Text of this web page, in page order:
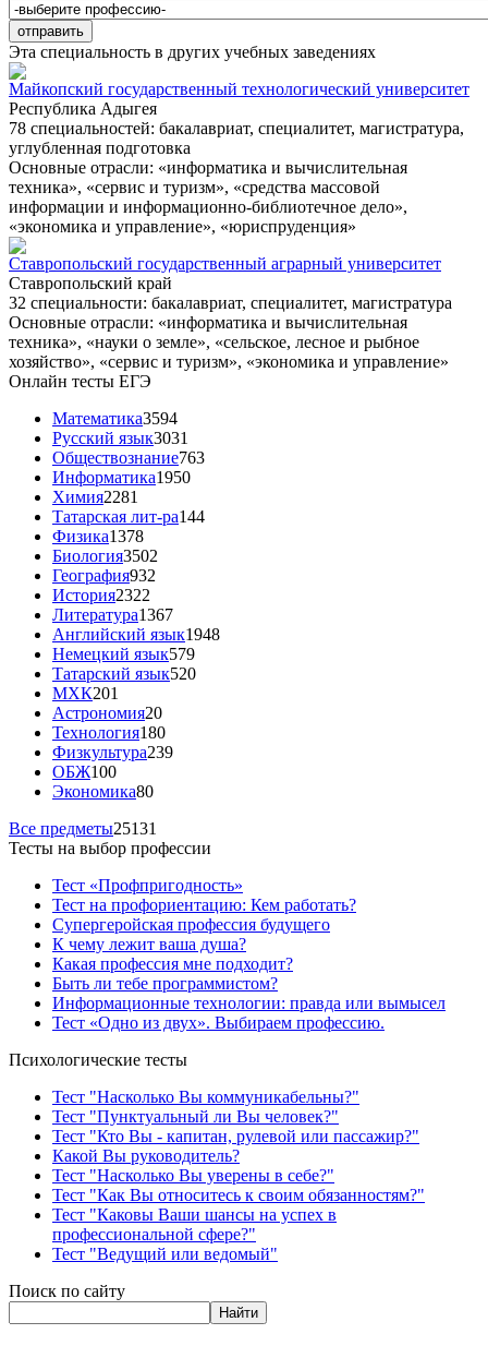
Эта специальность в других учебных заведениях
Майкопский государственный технологический университет
Республика Адыгея
78 специальностей: бакалавриат, специалитет, магистратура,
углубленная подготовка
Основные отрасли: «информатика и вычислительная
техника», «сервис и туризм», «средства массовой
информации и информационно-библиотечное дело»,
«экономика и управление», «юриспруденция»
Ставропольский государственный аграрный университет
Ставропольский край
32 специальности: бакалавриат, специалитет, магистратура
Основные отрасли: «информатика и вычислительная
техника», «науки о земле», «сельское, лесное и рыбное
хозяйство», «сервис и туризм», «экономика и управление»
Онлайн тесты ЕГЭ
Математика3594
Русский язык3031
Обществознание763
Информатика1950
Химия2281
Татарская лит-ра144
Физика1378
Биология3502
География932
История2322
Литература1367
Английский язык1948
Немецкий язык579
Татарский язык520
МХК201
Астрономия20
Технология180
Физкультура239
ОБЖ100
Экономика80
Все предметы25131
Тесты на выбор профессии
Тест «Профпригодность»
Тест на профориентацию: Кем работать?
Супергеройская профессия будущего
К чему лежит ваша душа?
Какая профессия мне подходит?
Быть ли тебе программистом?
Информационные технологии: правда или вымысел
Тест «Одно из двух». Выбираем профессию.
Психологические тесты
Тест "Насколько Вы коммуникабельны?"
Тест "Пунктуальный ли Вы человек?"
Тест "Кто Вы - капитан, рулевой или пассажир?"
Какой Вы руководитель?
Тест "Насколько Вы уверены в себе?"
Тест "Как Вы относитесь к своим обязанностям?"
Тест "Каковы Ваши шансы на успех в
профессиональной сфере?"
Тест "Ведущий или ведомый"
Поиск по сайту
Найти